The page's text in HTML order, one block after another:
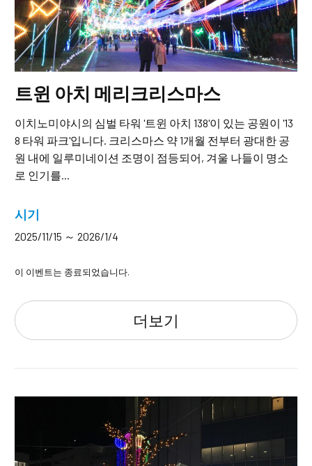
트윈 아치 메리크리스마스
이치노미야시의 심벌 타워 '트윈 아치 138'이 있는 공원이 '13
8 타워 파크'입니다. 크리스마스 약 1개월 전부터 광대한 공
원 내에 일루미네이션 조명이 점등되어, 겨울 나들이 명소
로 인기를...
시기
2025/11/15 ～ 2026/1/4
이 이벤트는 종료되었습니다.
더보기